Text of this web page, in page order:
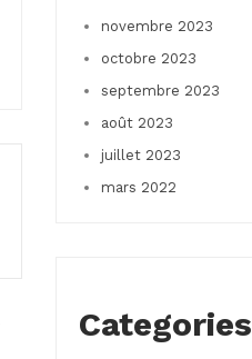
novembre 2023
octobre 2023
septembre 2023
août 2023
juillet 2023
mars 2022
Categories